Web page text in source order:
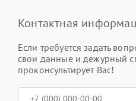
Контактная
Если требуется задать
свои данные и дежурный
проконсультирует Вас!